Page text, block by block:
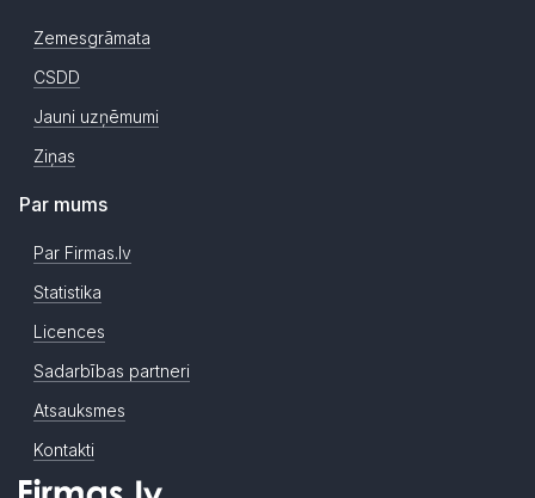
Zemesgrāmata
CSDD
Jauni uzņēmumi
Ziņas
Par mums
Par Firmas.lv
Statistika
Licences
Sadarbības partneri
Atsauksmes
Kontakti